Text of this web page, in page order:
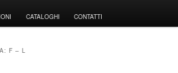
CATALOGHI CONTATTI
F – L